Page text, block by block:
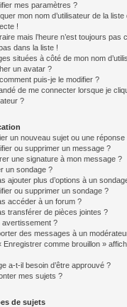
mes paramètres ?
mon nom d’utilisateur de la
!
mais l’heure n’est toujours pas
dans la liste !
situées à côté de mon nom
un avatar ?
puis-je le modifier ?
de me connecter lorsque je
?
un nouveau sujet ou une réponse
ou supprimer un message ?
une signature à mon message ?
un sondage ?
ajouter plus d’options à un
ou supprimer un sondage ?
accéder à un forum ?
transférer de pièces jointes ?
avertissement ?
des messages à un
Enregistrer comme brouillon »
a-t-il besoin d’être approuvé ?
mes sujets ?
de sujets